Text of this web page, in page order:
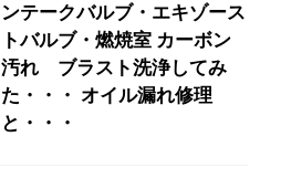
ンテークバルブ・エキゾース
トバルブ・燃焼室 カーボン
汚れ ブラスト洗浄してみ
た・・・ オイル漏れ修理
と・・・